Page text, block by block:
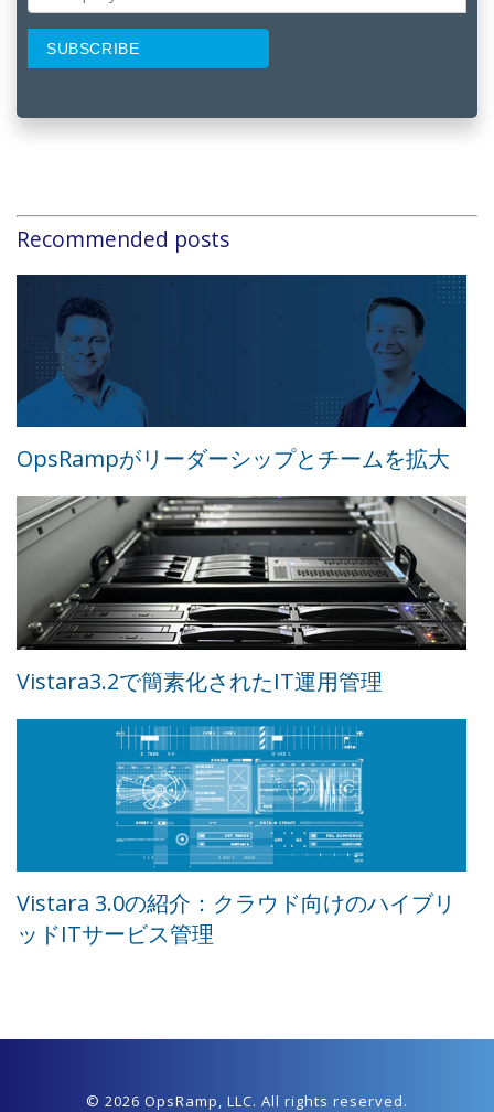
Recommended posts
OpsRampがリーダーシップとチームを拡大
Vistara3.2で簡素化されたIT運用管理
Vistara 3.0の紹介：クラウド向けのハイブリ
ッドITサービス管理
© 2026 OpsRamp, LLC. All rights reserved.